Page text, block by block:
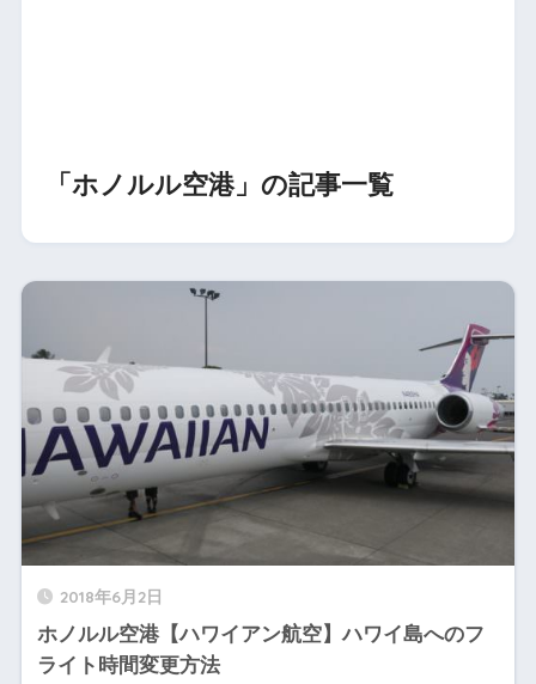
「ホノルル空港」の記事一覧
2018年6月2日
ホノルル空港【ハワイアン航空】ハワイ島へのフ
ライト時間変更方法